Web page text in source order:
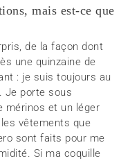
mais est-ce que
de la façon dont
une quinzaine de
: je suis toujours au
Je porte sous
mérinos et un léger
vêtements que
sont faits pour me
Si ma coquille